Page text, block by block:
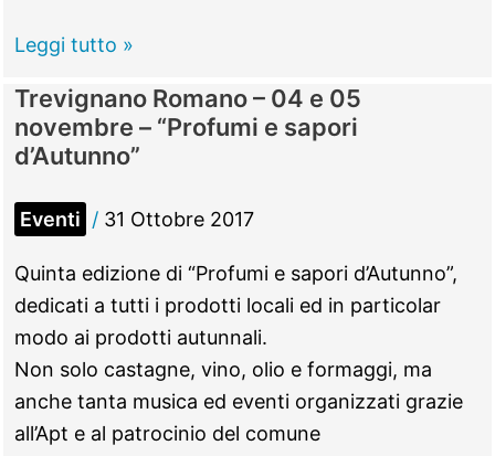
San
dei
Cavalieri
–
Giornata
dell’Unità
nazionale
e
delle
Forze
armate:
in
Leggi tutto »
Trevignano Romano – 04 e 05
novembre – “Profumi e sapori
d’Autunno”
Eventi / 31 Ottobre 2017
Quinta edizione di “Profumi e sapori d’Autunno”,
dedicati a tutti i prodotti locali ed in particolar
modo ai prodotti autunnali.
Non solo castagne, vino, olio e formaggi, ma
anche tanta musica ed eventi organizzati grazie
all’Apt e al patrocinio del comune